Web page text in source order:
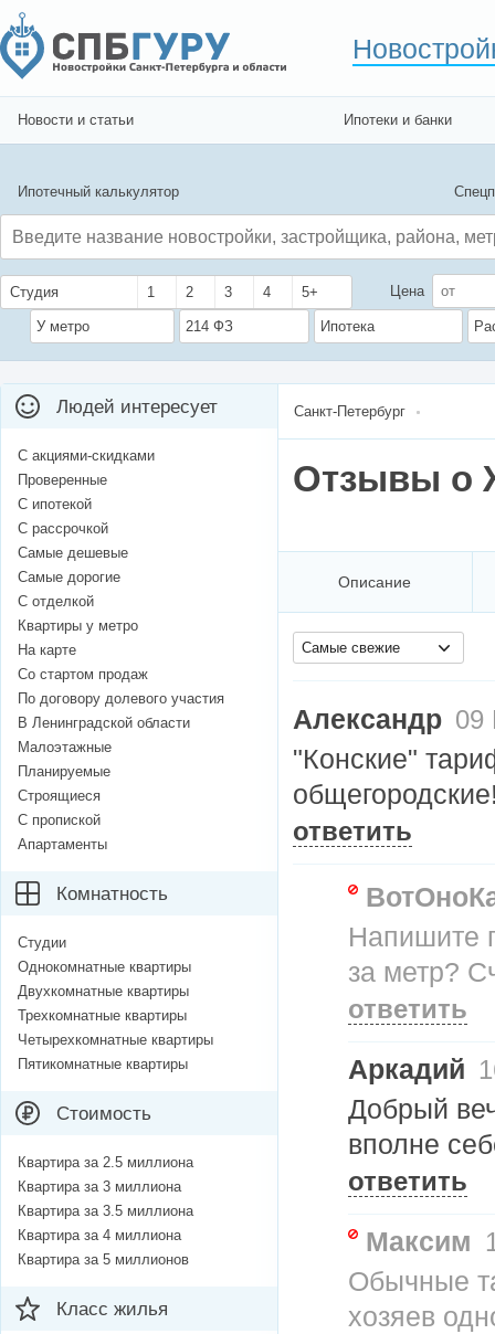
Новости и статьи Ипотеки и банки
Ипотечный калькулятор
Студия 1 2 3 4 5+ Цена
У метро 214 ФЗ Ипотека
Санкт-Петербург
Отзывы о
Описание
Самые свежие
Александр 09
"Конские"
ответить
Напишите
за метр?
ответить
Аркадий
Добрый
вполне
ответить
Максим
Обычные
хозяев
Людей интересует
С акциями-скидками
Проверенные
С ипотекой
С рассрочкой
Самые дешевые
Самые дорогие
С отделкой
Квартиры у метро
На карте
Со стартом продаж
По договору долевого участия
В Ленинградской области
Малоэтажные
Планируемые
Строящиеся
С пропиской
Апартаменты
Комнатность
Студии
Однокомнатные квартиры
Двухкомнатные квартиры
Трехкомнатные квартиры
Четырехкомнатные квартиры
Пятикомнатные квартиры
Стоимость
Квартира за 2.5 миллиона
Квартира за 3 миллиона
Квартира за 3.5 миллиона
Квартира за 4 миллиона
Квартира за 5 миллионов
Класс жилья